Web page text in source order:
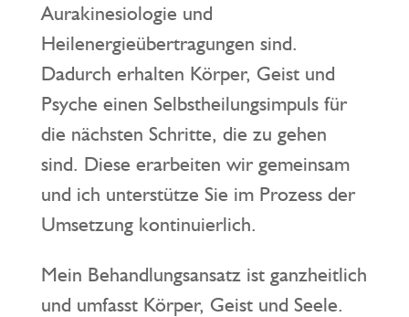
Aurakinesiologie und
Heilenergieübertragungen sind.
Dadurch erhalten Körper, Geist und
Psyche einen Selbstheilungsimpuls für
die nächsten Schritte, die zu gehen
sind. Diese erarbeiten wir gemeinsam
und ich unterstütze Sie im Prozess der
Umsetzung kontinuierlich.
Mein Behandlungsansatz ist ganzheitlich
und umfasst Körper, Geist und Seele.